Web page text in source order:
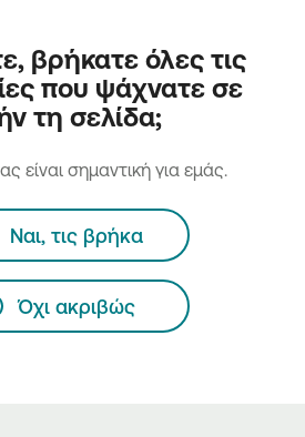
βρήκατε όλες τις
που ψάχνατε σε
τη σελίδα;
είναι σημαντική για εμάς.
Ναι, τις βρήκα
Όχι ακριβώς